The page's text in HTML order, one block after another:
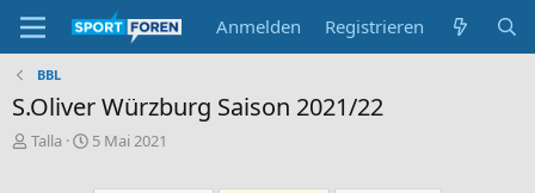
Anmelden Registrieren
BBL
S.Oliver Würzburg Saison 2021/22
E
Talla
E
5 Mai 2021